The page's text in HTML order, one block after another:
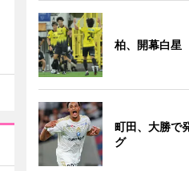
柏、開幕白
町田、大勝
グ